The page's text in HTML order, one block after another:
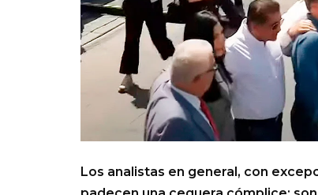
Los analistas en general, con